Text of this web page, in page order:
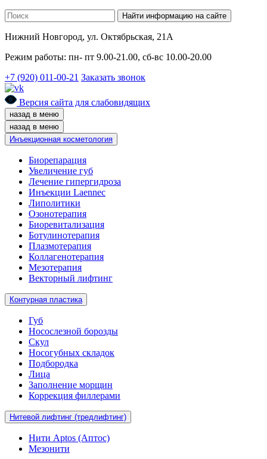
Найти информацию на сайте
Нижний Новгород, ул. Октябрьская, 21А
Режим работы: пн- пт 9.00-21.00, сб-вс 10.00-20.00
+7 (920) 011-00-21 Заказать звонок
Версия сайта для слабовидящих
назад в меню
назад в меню
Инъекционная косметология
Биорепарация
Увеличение губ
Лечение гипергидроза
Инъекции Laennec
Липолитики
Озонотерапия
Биоревитализация
Ботулинотерапия
Плазмотерапия
Коллагенотерапия
Мезотерапия
Векторный лифтинг
Контурная пластика
Губ
Носослезной борозды
Скул
Носогубных складок
Подбородка
Лица
Заполнение морщин
Коррекция филлерами
Нитевой лифтинг (тредлифтинг)
Нити Aptos (Аптос)
Мезонити